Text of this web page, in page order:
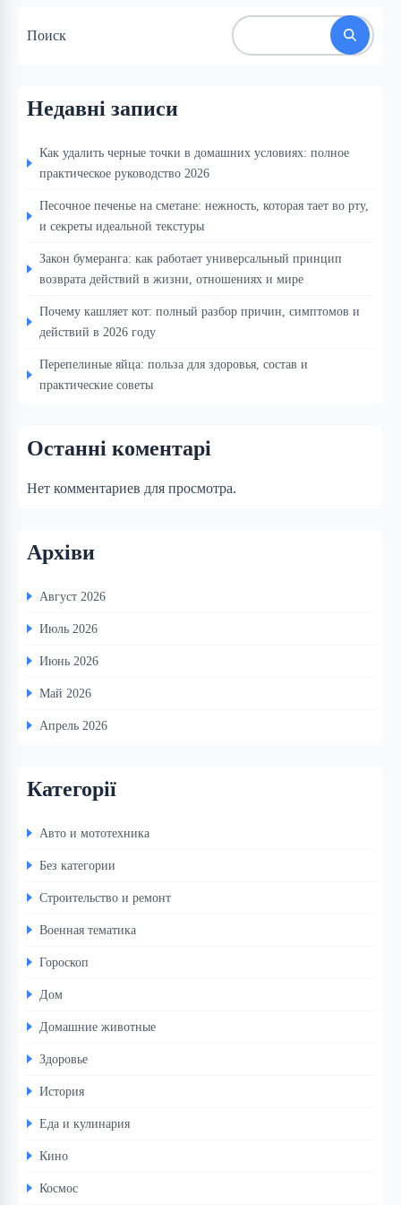
Поиск
Недавні записи
Как удалить черные точки в домашних условиях: полное
практическое руководство 2026
Песочное печенье на сметане: нежность, которая тает во рту,
и секреты идеальной текстуры
Закон бумеранга: как работает универсальный принцип
возврата действий в жизни, отношениях и мире
Почему кашляет кот: полный разбор причин, симптомов и
действий в 2026 году
Перепелиные яйца: польза для здоровья, состав и
практические советы
Останні коментарі
Нет комментариев для просмотра.
Архіви
Август 2026
Июль 2026
Июнь 2026
Май 2026
Апрель 2026
Категорії
Авто и мототехника
Без категории
Строительство и ремонт
Военная тематика
Гороскоп
Дом
Домашние животные
Здоровье
История
Еда и кулинария
Кино
Космос